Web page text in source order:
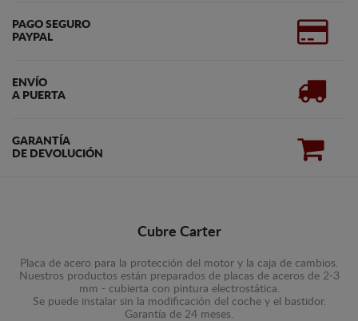
PAGO SEGURO
PAYPAL
ENVÍO
A PUERTA
GARANTÍA
DE DEVOLUCIÓN
Cubre Carter
Placa de acero para la protección del motor y la caja de cambios.
Nuestros productos están preparados de placas de aceros de 2-3
mm - cubierta con pintura electrostática.
Se puede instalar sin la modificación del coche y el bastidor.
Garantía de 24 meses.